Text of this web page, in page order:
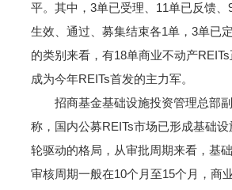
平。其中，3单已受理、11单已反馈
生效、通过、募集结束各1单，3单已
的类别来看，有18单商业不动产REITs
成为今年REITs首发的主力军。
招商基金基础设施投资管理总部
称，国内公募REITs市场已形成基础
轮驱动的格局，从审批周期来看，基
审核周期一般在10个月至15个月，商